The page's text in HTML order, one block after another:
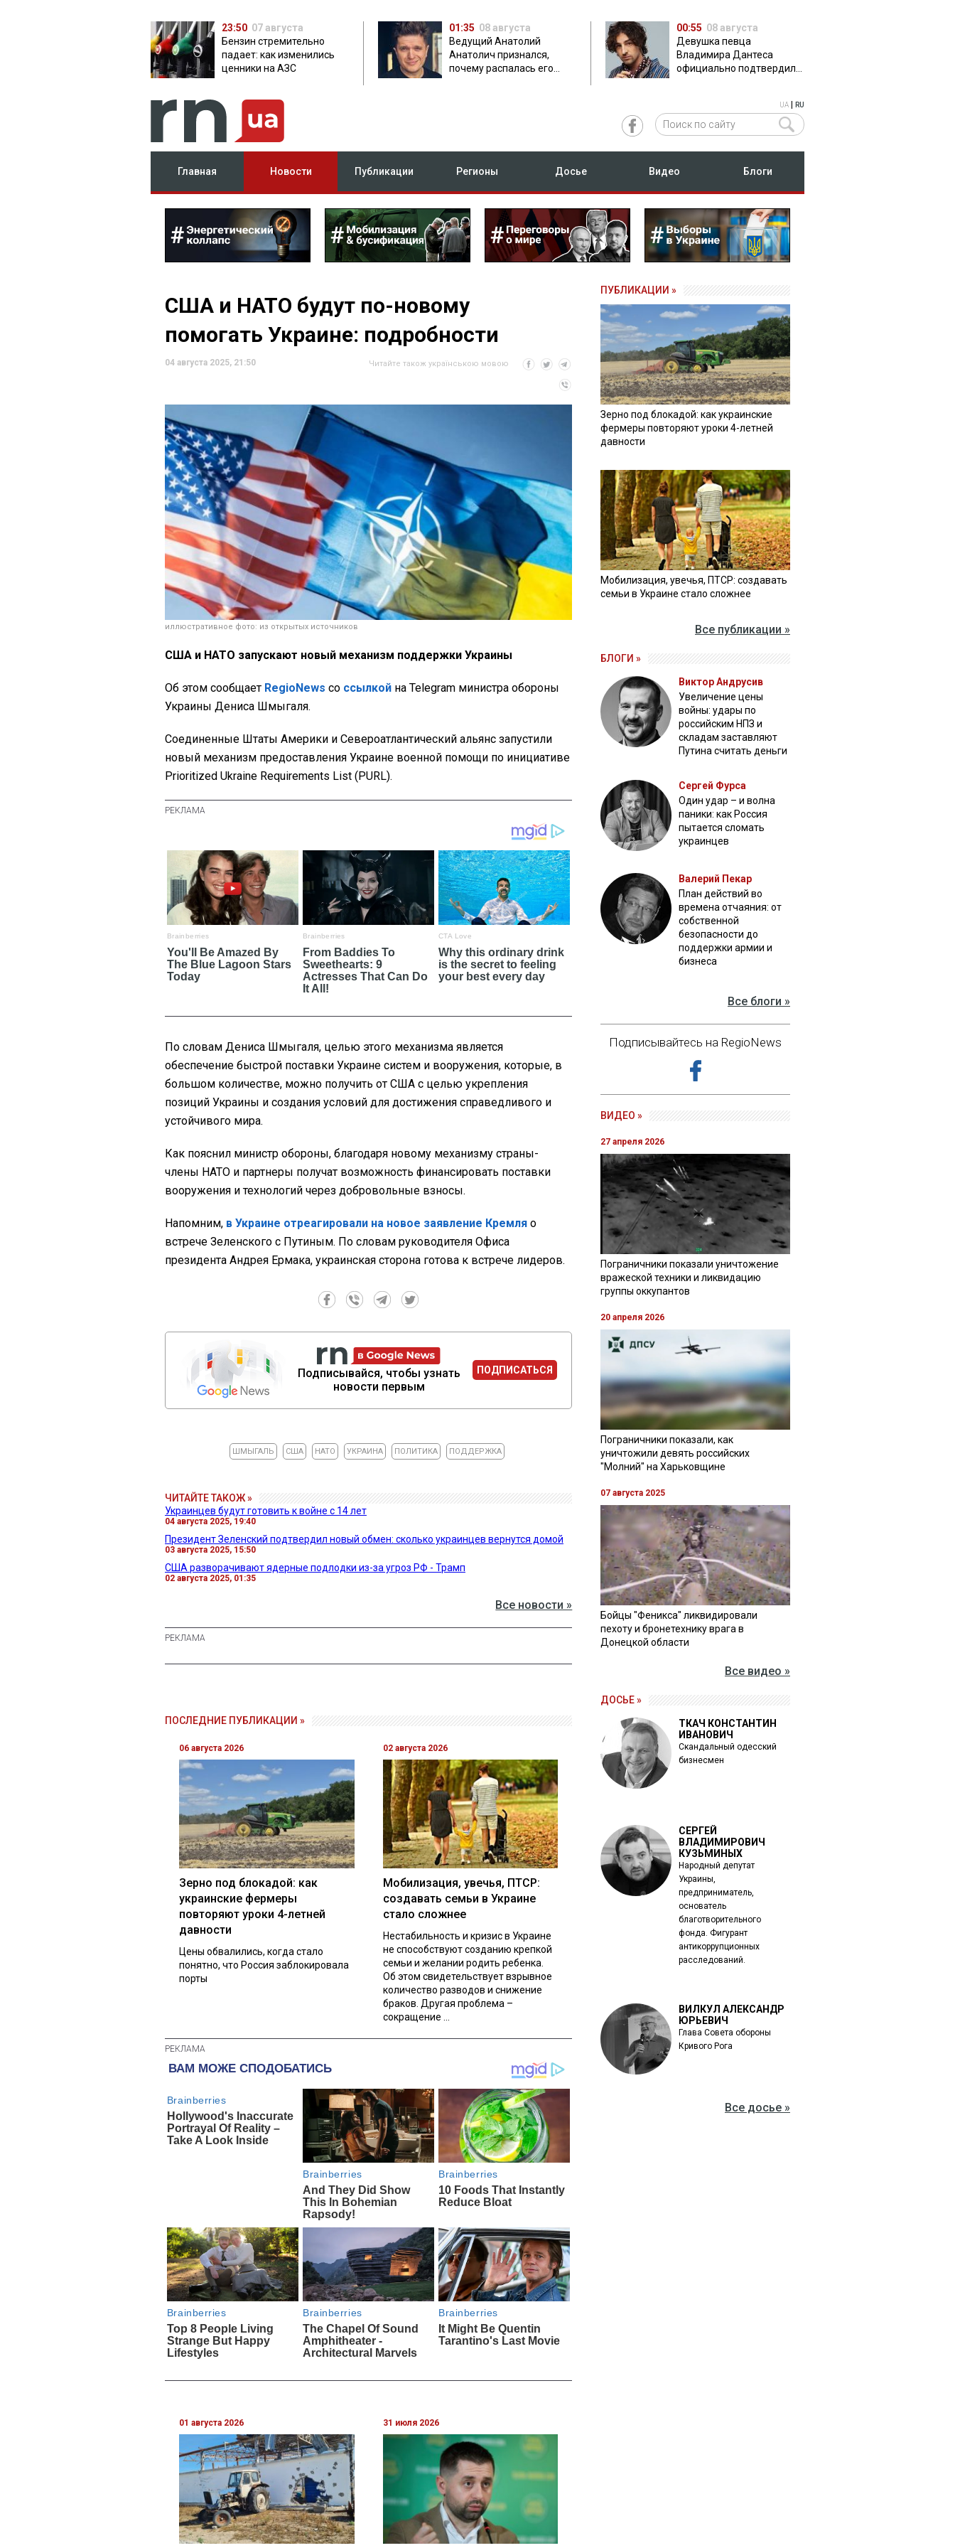
23:50 07 августа
Бензин стремительно
падает: как изменились
ценники на АЗС
01:35 08 августа
Ведущий Анатолий
Анатолич признался,
почему распалась его
00:55 08 августа
Девушка певца
Владимира Дантеса
официально подтвердила
UA RU
Главная Новости Публикации Регионы Досье Видео Блоги
США и НАТО будут по-новому
помогать Украине: подробности
04 августа 2025, 21:50 Читайте також українською мовою
иллюстративное фото: из открытых источников
США и НАТО запускают новый механизм поддержки Украины
Об этом сообщает RegioNews со ссылкой на Telegram министра обороны
Украины Дениса Шмыгаля.
Соединенные Штаты Америки и Североатлантический альянс запустили
новый механизм предоставления Украине военной помощи по инициативе
Prioritized Ukraine Requirements List (PURL).
По словам Дениса Шмыгаля, целью этого механизма является
обеспечение быстрой поставки Украине систем и вооружения, которые, в
большом количестве, можно получить от США с целью укрепления
позиций Украины и создания условий для достижения справедливого и
устойчивого мира.
Как пояснил министр обороны, благодаря новому механизму страны-
члены НАТО и партнеры получат возможность финансировать поставки
вооружения и технологий через добровольные взносы.
Напомним, в Украине отреагировали на новое заявление Кремля о
встрече Зеленского с Путиным. По словам руководителя Офиса
президента Андрея Ермака, украинская сторона готова к встрече лидеров.
Подписывайся, чтобы узнать
новости первым
ПОДПИСАТЬСЯ
ШМЫГАЛЬ США НАТО УКРАИНА ПОЛИТИКА ПОДДЕРЖКА
ЧИТАЙТЕ ТАКОЖ »
Украинцев будут готовить к войне с 14 лет
04 августа 2025, 19:40
Президент Зеленский подтвердил новый обмен: сколько украинцев вернутся домой
03 августа 2025, 15:50
США разворачивают ядерные подлодки из-за угроз РФ - Трамп
02 августа 2025, 01:35
Все новости »
ПОСЛЕДНИЕ ПУБЛИКАЦИИ »
06 августа 2026
Зерно под блокадой: как
украинские фермеры
повторяют уроки 4-летней
давности
Цены обвалились, когда стало
понятно, что Россия заблокировала
порты
02 августа 2026
Мобилизация, увечья, ПТСР:
создавать семьи в Украине
стало сложнее
Нестабильность и кризис в Украине
не способствуют созданию крепкой
семьи и желании родить ребенка.
Об этом свидетельствует взрывное
количество разводов и снижение
браков. Другая проблема –
сокращение ...
01 августа 2026 31 июля 2026
ПУБЛИКАЦИИ »
Зерно под блокадой: как украинские
фермеры повторяют уроки 4-летней
давности
Мобилизация, увечья, ПТСР: создавать
семьи в Украине стало сложнее
Все публикации »
БЛОГИ »
Виктор Андрусив
Увеличение цены
войны: удары по
российским НПЗ и
складам заставляют
Путина считать деньги
Сергей Фурса
Один удар – и волна
паники: как Россия
пытается сломать
украинцев
Валерий Пекар
План действий во
времена отчаяния: от
собственной
безопасности до
поддержки армии и
бизнеса
Все блоги »
Подписывайтесь на RegioNews
ВИДЕО »
27 апреля 2026
Пограничники показали уничтожение
вражеской техники и ликвидацию
группы оккупантов
20 апреля 2026
Пограничники показали, как
уничтожили девять российских
"Молний" на Харьковщине
07 августа 2025
Бойцы "Феникса" ликвидировали
пехоту и бронетехнику врага в
Донецкой области
Все видео »
ДОСЬЕ »
ТКАЧ КОНСТАНТИН
ИВАНОВИЧ
Скандальный одесский
бизнесмен
СЕРГЕЙ
ВЛАДИМИРОВИЧ
КУЗЬМИНЫХ
Народный депутат
Украины,
предприниматель,
основатель
благотворительного
фонда. Фигурант
антикоррупционных
расследований.
ВИЛКУЛ АЛЕКСАНДР
ЮРЬЕВИЧ
Глава Совета обороны
Кривого Рога
Все досье »